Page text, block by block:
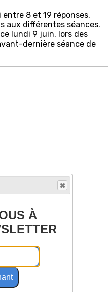
8 et 19 réponses,
aux différentes séances.
lundi 9 juin, lors des
dernière séance de
À